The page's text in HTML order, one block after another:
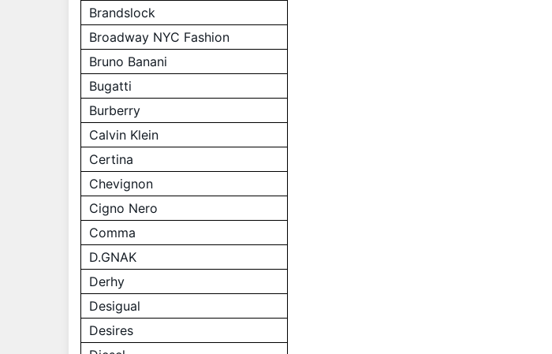
Brandslock
Broadway NYC Fashion
Bruno Banani
Bugatti
Burberry
Calvin Klein
Certina
Chevignon
Cigno Nero
Comma
D.GNAK
Derhy
Desigual
Desires